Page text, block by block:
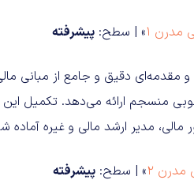
مدرن 1 » | سطح: پیشرفته
دارد و مقدمه‌ای دقیق و جامع از
منسجم ارائه می‌دهد. تکمیل
مالی، مدیر ارشد مالی و غیره آماده
مدرن 2 » | سطح: پیشرفته